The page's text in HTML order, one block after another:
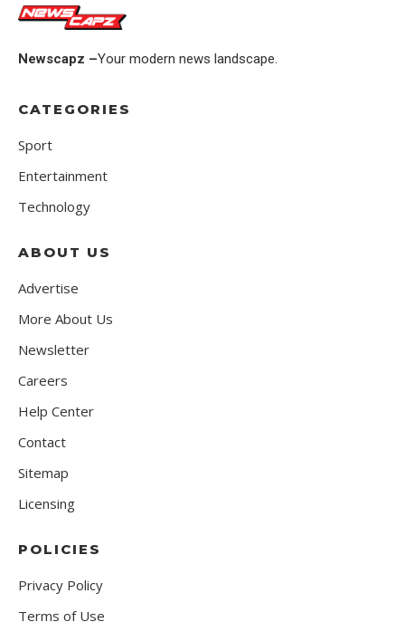
Newscapz –Your modern news landscape.
CATEGORIES
Sport
Entertainment
Technology
ABOUT US
Advertise
More About Us
Newsletter
Careers
Help Center
Contact
Sitemap
Licensing
POLICIES
Privacy Policy
Terms of Use